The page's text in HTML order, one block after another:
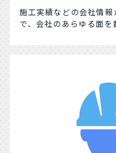
施工実績などの会社情報
で、会社のあらゆる面を